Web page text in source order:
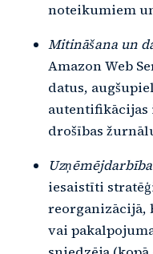
noteikumiem
Mitināšana un
Amazon Web
datus,
autentifikācijas
drošības
iesaistīti
reorganizācijā,
vai